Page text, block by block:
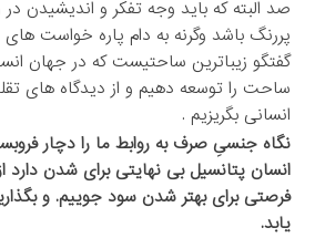
صد البته که باید وجه تفکر و اندیشیدن
پررنگ باشد وگرنه به دام پاره خواست
گفتگو زیباترین ساحتیست که در جهان
ساحت را توسعه دهیم و از دیدگاه های
انسانی بگریزیم .
نگاه جنسیِ صرف به روابط ما را دچار
انسان پتانسیل بی نهایتی برای شدن دارد
فرصتی برای بهتر شدن سود جوییم. و
یابد.